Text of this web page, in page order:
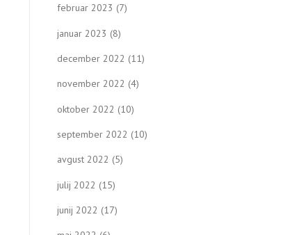
februar 2023 (7)
januar 2023 (8)
december 2022 (11)
november 2022 (4)
oktober 2022 (10)
september 2022 (10)
avgust 2022 (5)
julij 2022 (15)
junij 2022 (17)